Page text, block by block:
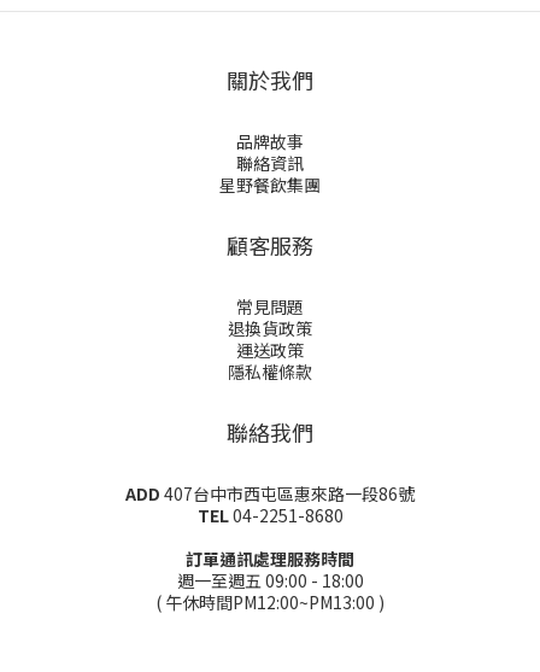
關於我們
品牌故事
聯絡資訊
星野餐飲集團
顧客服務
常見問題
退換貨政策
運送政策
隱私權條款
聯絡我們
ADD 407台中市西屯區惠來路一段86號
TEL04-2251-8680
訂單通訊處理服務時間
週一至週五 09:00 - 18:00
( 午休時間PM12:00~PM13:00 )